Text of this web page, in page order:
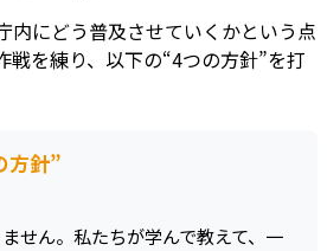
内にどう普及させていくかという点
戦を練り、以下の“4つの方針”を打
方針”
せん。私たちが学んで教えて、一